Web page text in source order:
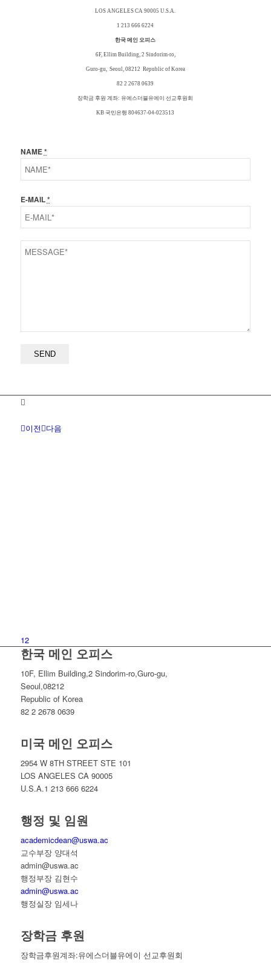
LOS ANGELES CA 90005U.S.A.
1 213 666 6224
한국 메인 오피스
6F, Ellim Building, 2 Sindorim-ro,
Guro-gu, Seoul, 08212 Republic of Korea
82 2 2678 0639
장학금 후원 계좌: 유에스더블유에이 선교후원회
KB 국민은행 804637-04-023513
NAME*
E-MAIL*
이전 다음
12
한국 메인 오피스
10F, Ellim Building,2 Sindorim-ro,Guro-gu,
Seoul,08212
Republic of Korea
82 2 2678 0639
미국 메인 오피스
2954 W 8TH STREET STE 101
LOS ANGELES CA 90005
U.S.A.1 213 666 6224
행정 및 임원
academicdean@uswa.ac
교수부장 양대석
admin@uswa.ac
행정부장 김현수
admin@uswa.ac
행정실장 임세나
장학금 후원
장학금후원계좌:유에스더블유에이 선교후원회